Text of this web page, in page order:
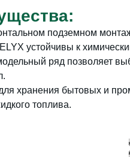
подземном
устойчивы к
ряд позволяет
хранения бытовых и
топлива.